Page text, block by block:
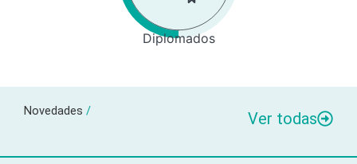
Diplomados
Novedades / Ver todas